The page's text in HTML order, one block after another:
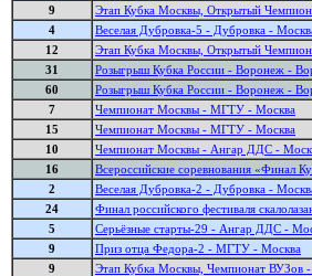
9
Этап Кубка Москвы, Открытый
4
Веселая Дубровка-5 - Дубровка -
12
Этап Кубка Москвы, Открытый
31
Розыгрыш Кубка России - Воронеж -
60
Розыгрыш Кубка России - Воронеж -
7
Чемпионат Москвы - МГТУ - Москва
15
Чемпионат Москвы - МГТУ - Москва
10
Чемпионат Москвы - Ангар ДДС -
16
Всероссийские соревнования «Финал
2
Веселая Дубровка-2 - Дубровка -
24
Финал российского фестиваля
5
Серьёзные старты-29 - Ангар ДДС -
9
Приз отца Федора-2 - МГТУ - Москва
9
Этап Кубка Москвы, Чемпионат